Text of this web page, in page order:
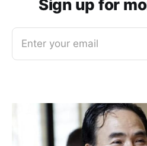
Sign up for
Enter your email